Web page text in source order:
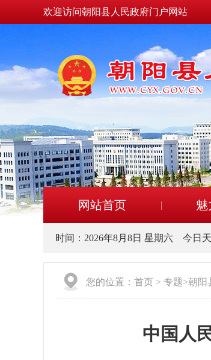
欢迎访问朝阳县人民政府门户网站
网站首页 魅
时间： 2026年8月8日 星期六 今日天
您的位置： 首页 > 专题>朝阳
中国人